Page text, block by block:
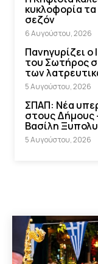
κυκλοφορία τα
σεζόν
6 Αυγούστου, 2026
Πανηγυρίζει
του Σωτήρος
των
5 Αυγούστου, 2026
ΣΠΑΠ: Νέα
στους Δήμους
Βασίλη
5 Αυγούστου, 2026